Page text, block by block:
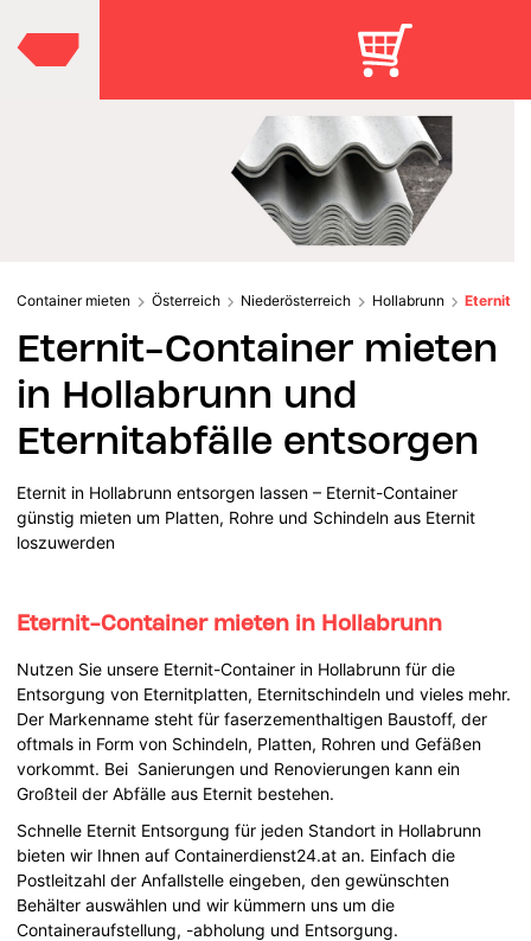
Container mieten Österreich Niederösterreich Hollabrunn Eternit
Eternit-Container mieten
in Hollabrunn und
Eternitabfälle entsorgen
Eternit in Hollabrunn entsorgen lassen – Eternit-Container
günstig mieten um Platten, Rohre und Schindeln aus Eternit
loszuwerden
Eternit-Container mieten in Hollabrunn
Nutzen Sie unsere Eternit-Container in Hollabrunn für die
Entsorgung von Eternitplatten, Eternitschindeln und vieles mehr.
Der Markenname steht für faserzementhaltigen Baustoff, der
oftmals in Form von Schindeln, Platten, Rohren und Gefäßen
vorkommt. Bei Sanierungen und Renovierungen kann ein
Großteil der Abfälle aus Eternit bestehen.
Schnelle Eternit Entsorgung für jeden Standort in Hollabrunn
bieten wir Ihnen auf Containerdienst24.at an. Einfach die
Postleitzahl der Anfallstelle eingeben, den gewünschten
Behälter auswählen und wir kümmern uns um die
Containeraufstellung, -abholung und Entsorgung.